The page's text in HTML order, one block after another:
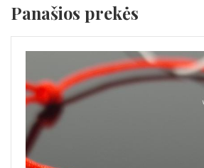
Panašios prekės